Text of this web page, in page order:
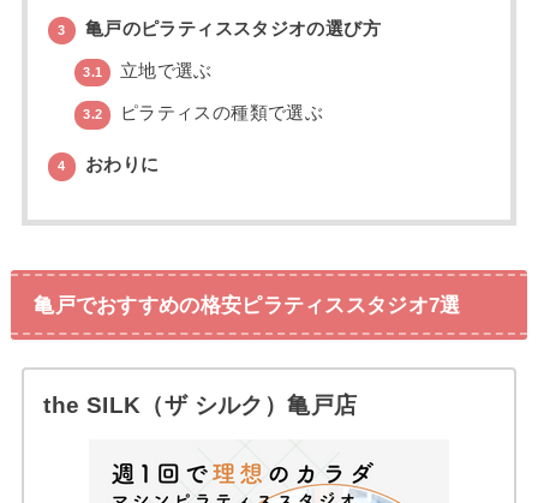
3 亀戸のピラティススタジオの選び方
3.1 立地で選ぶ
3.2 ピラティスの種類で選ぶ
4 おわりに
亀戸でおすすめの格安ピラティススタジオ7選
the SILK（ザ シルク）亀戸店